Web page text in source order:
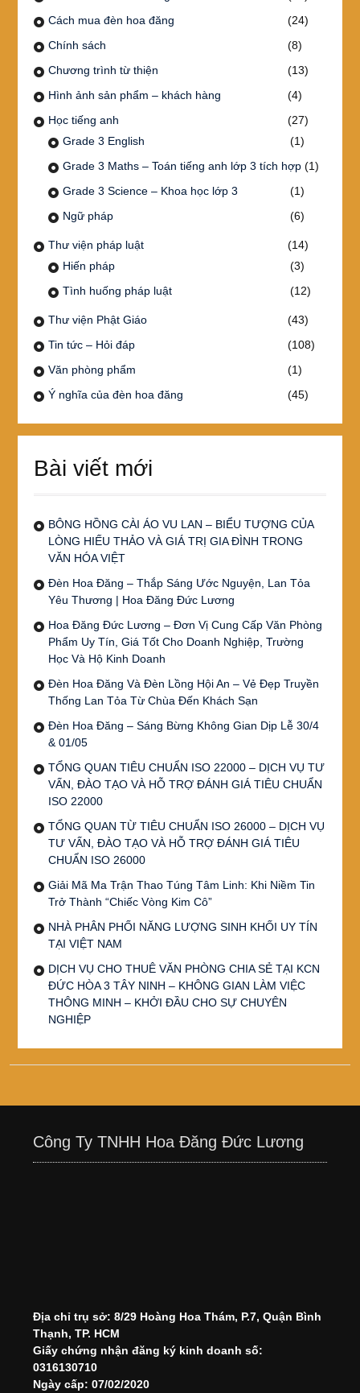
Cách mua đèn hoa đăng
(24)
Chính sách
(8)
Chương trình từ thiện
(13)
Hình ảnh sản phẩm – khách hàng
(4)
Học tiếng anh
(27)
Grade 3 English
(1)
Grade 3 Maths – Toán tiếng anh lớp 3 tích hợp(1)
Grade 3 Science – Khoa học lớp 3
(1)
Ngữ pháp
(6)
Thư viện pháp luật
(14)
Hiến pháp
(3)
Tình huống pháp luật
(12)
Thư viện Phật Giáo
(43)
Tin tức – Hỏi đáp
(108)
Văn phòng phẩm
(1)
Ý nghĩa của đèn hoa đăng
(45)
Bài viết mới
BÔNG HỒNG CÀI ÁO VU LAN – BIỂU TƯỢNG CỦA
LÒNG HIẾU THẢO VÀ GIÁ TRỊ GIA ĐÌNH TRONG
VĂN HÓA VIỆT
Đèn Hoa Đăng – Thắp Sáng Ước Nguyện, Lan Tỏa
Yêu Thương | Hoa Đăng Đức Lương
Hoa Đăng Đức Lương – Đơn Vị Cung Cấp Văn Phòng
Phẩm Uy Tín, Giá Tốt Cho Doanh Nghiệp, Trường
Học Và Hộ Kinh Doanh
Đèn Hoa Đăng Và Đèn Lồng Hội An – Vẻ Đẹp Truyền
Thống Lan Tỏa Từ Chùa Đến Khách Sạn
Đèn Hoa Đăng – Sáng Bừng Không Gian Dịp Lễ 30/4
& 01/05
TỔNG QUAN TIÊU CHUẨN ISO 22000 – DỊCH VỤ TƯ
VẤN, ĐÀO TẠO VÀ HỖ TRỢ ĐÁNH GIÁ TIÊU CHUẨN
ISO 22000
TỔNG QUAN TỪ TIÊU CHUẨN ISO 26000 – DỊCH VỤ
TƯ VẤN, ĐÀO TẠO VÀ HỖ TRỢ ĐÁNH GIÁ TIÊU
CHUẨN ISO 26000
Giải Mã Ma Trận Thao Túng Tâm Linh: Khi Niềm Tin
Trở Thành “Chiếc Vòng Kim Cô”
NHÀ PHÂN PHỐI NĂNG LƯỢNG SINH KHỐI UY TÍN
TẠI VIỆT NAM
DỊCH VỤ CHO THUÊ VĂN PHÒNG CHIA SẺ TẠI KCN
ĐỨC HÒA 3 TÂY NINH – KHÔNG GIAN LÀM VIỆC
THÔNG MINH – KHỞI ĐẦU CHO SỰ CHUYÊN
NGHIỆP
Công Ty TNHH Hoa Đăng Đức Lương
Địa chỉ trụ sở: 8/29 Hoàng Hoa Thám, P.7, Quận Bình
Thạnh, TP. HCM
Giấy chứng nhận đăng ký kinh doanh số:
0316130710
Ngày cấp: 07/02/2020